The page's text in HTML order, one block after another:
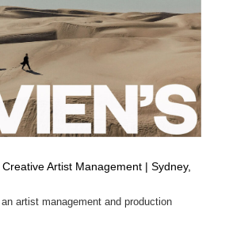
Creative Artist Management | Sydney,
artist management and production